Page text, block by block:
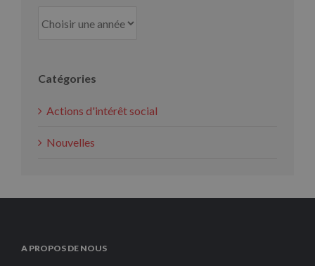
Catégories
Actions d'intérêt social
Nouvelles
A PROPOS DE NOUS